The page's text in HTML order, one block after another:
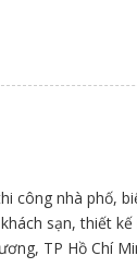
sưu tầm
Nguồn sưu tầm
công nhà phố,
sạn, thiết
TP Hồ Chí